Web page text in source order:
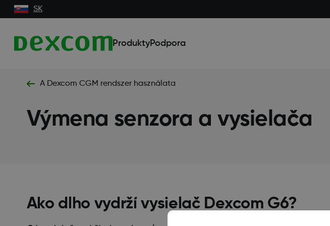
SK
ProduktyPodpora
A Dexcom CGM rendszer használata
Výmena senzora a vysielača
Ako dlho vydrží vysielač Dexcom G6?